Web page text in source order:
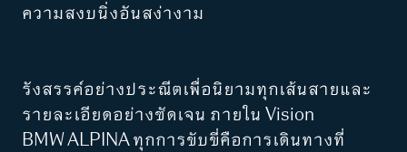
ความสงบนิ่งอันสง่างาม
รังสรรค์อย่างประณีตเพื่อนิยามทุกเส้นสายและ
รายละเอียดอย่างชัดเจน ภายใน Vision
BMW ALPINA ทุกการขับขี่คือการเดินทางที่